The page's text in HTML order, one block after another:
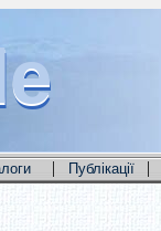
| Публікації |